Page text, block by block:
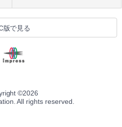
版で見る
©2026
All rights reserved.